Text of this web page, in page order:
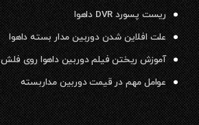
ریست پسورد DVR داهوا
علت افلاین شدن دوربین مدار بسته داهوا
آموزش ریختن فیلم دوربین داهوا روی فلش
عوامل مهم در قیمت دوربین مداربسته